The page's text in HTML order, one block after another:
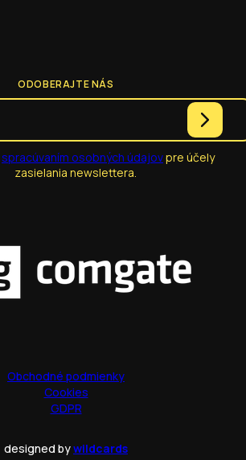
ODOBERAJTE NÁS
spracúvaním osobných údajovpre účely
zasielania newslettera.
Obchodné podmienky
Cookies
GDPR
designed bywildcards